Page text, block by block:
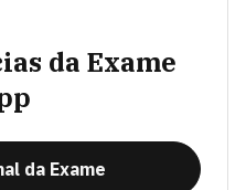
da Exame
da Exame